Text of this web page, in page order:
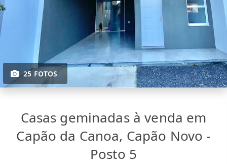
25 FOTOS
Casas geminadas à venda em
Capão da Canoa, Capão Novo -
Posto 5